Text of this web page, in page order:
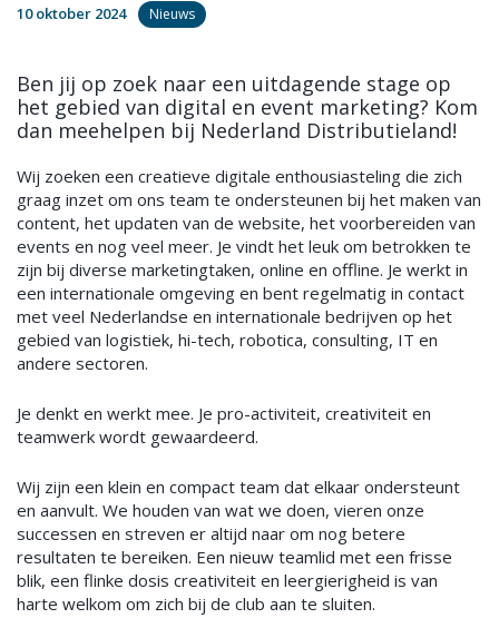
10 oktober 2024 Nieuws
Ben jij op zoek naar een uitdagende stage op
het gebied van digital en event marketing? Kom
dan meehelpen bij Nederland Distributieland!
Wij zoeken een creatieve digitale enthousiasteling die zich
graag inzet om ons team te ondersteunen bij het maken van
content, het updaten van de website, het voorbereiden van
events en nog veel meer. Je vindt het leuk om betrokken te
zijn bij diverse marketingtaken, online en offline. Je werkt in
een internationale omgeving en bent regelmatig in contact
met veel Nederlandse en internationale bedrijven op het
gebied van logistiek, hi-tech, robotica, consulting, IT en
andere sectoren.
Je denkt en werkt mee. Je pro-activiteit, creativiteit en
teamwerk wordt gewaardeerd.
Wij zijn een klein en compact team dat elkaar ondersteunt
en aanvult. We houden van wat we doen, vieren onze
successen en streven er altijd naar om nog betere
resultaten te bereiken. Een nieuw teamlid met een frisse
blik, een flinke dosis creativiteit en leergierigheid is van
harte welkom om zich bij de club aan te sluiten.